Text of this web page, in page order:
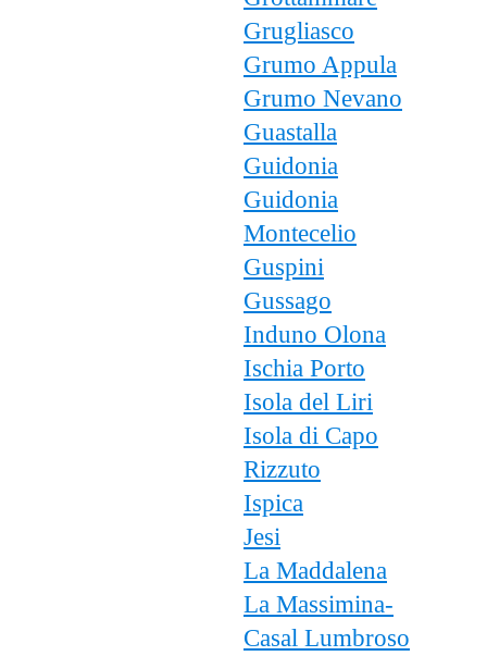
Grugliasco
Grumo Appula
Grumo Nevano
Guastalla
Guidonia
Guidonia
Montecelio
Guspini
Gussago
Induno Olona
Ischia Porto
Isola del Liri
Isola di Capo
Rizzuto
Ispica
Jesi
La Maddalena
La Massimina-
Casal Lumbroso